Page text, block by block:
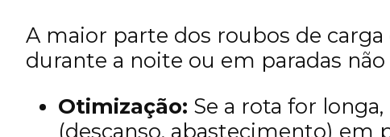
A maior parte dos roubos de
durante a noite ou em paradas
Otimização: Se a rota for
(descanso, abastecimento) em